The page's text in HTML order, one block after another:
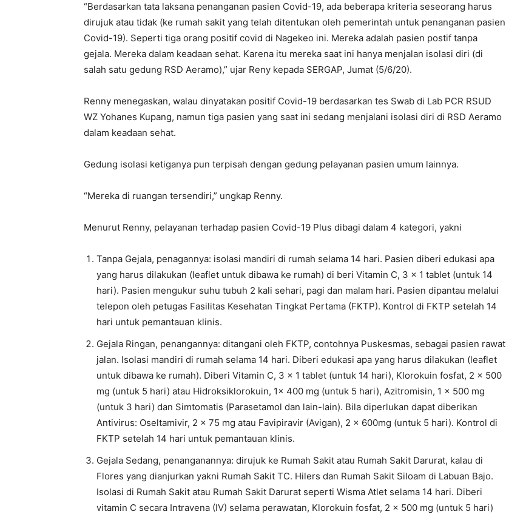
“Berdasarkan tata laksana penanganan pasien Covid-19, ada beberapa kriteria seseorang harus
dirujuk atau tidak (ke rumah sakit yang telah ditentukan oleh pemerintah untuk penanganan pasien
Covid-19). Seperti tiga orang positif covid di Nagekeo ini. Mereka adalah pasien postif tanpa
gejala. Mereka dalam keadaan sehat. Karena itu mereka saat ini hanya menjalan isolasi diri (di
salah satu gedung RSD Aeramo),” ujar Reny kepada SERGAP, Jumat (5/6/20).
Renny menegaskan, walau dinyatakan positif Covid-19 berdasarkan tes Swab di Lab PCR RSUD
WZ Yohanes Kupang, namun tiga pasien yang saat ini sedang menjalani isolasi diri di RSD Aeramo
dalam keadaan sehat.
Gedung isolasi ketiganya pun terpisah dengan gedung pelayanan pasien umum lainnya.
“Mereka di ruangan tersendiri,” ungkap Renny.
Menurut Renny, pelayanan terhadap pasien Covid-19 Plus dibagi dalam 4 kategori, yakni
Tanpa Gejala, penagannya: isolasi mandiri di rumah selama 14 hari. Pasien diberi edukasi apa
yang harus dilakukan (leaflet untuk dibawa ke rumah) di beri Vitamin C, 3 x 1 tablet (untuk 14
hari). Pasien mengukur suhu tubuh 2 kali sehari, pagi dan malam hari. Pasien dipantau melalui
telepon oleh petugas Fasilitas Kesehatan Tingkat Pertama (FKTP). Kontrol di FKTP setelah 14
hari untuk pemantauan klinis.
Gejala Ringan, penangannya: ditangani oleh FKTP, contohnya Puskesmas, sebagai pasien rawat
jalan. Isolasi mandiri di rumah selama 14 hari. Diberi edukasi apa yang harus dilakukan (leaflet
untuk dibawa ke rumah). Diberi Vitamin C, 3 x 1 tablet (untuk 14 hari), Klorokuin fosfat, 2 x 500
mg (untuk 5 hari) atau Hidroksiklorokuin, 1x 400 mg (untuk 5 hari), Azitromisin, 1 x 500 mg
(untuk 3 hari) dan Simtomatis (Parasetamol dan lain-lain). Bila diperlukan dapat diberikan
Antivirus: Oseltamivir, 2 x 75 mg atau Favipiravir (Avigan), 2 x 600mg (untuk 5 hari). Kontrol di
FKTP setelah 14 hari untuk pemantauan klinis.
Gejala Sedang, penanganannya: dirujuk ke Rumah Sakit atau Rumah Sakit Darurat, kalau di
Flores yang dianjurkan yakni Rumah Sakit TC. Hilers dan Rumah Sakit Siloam di Labuan Bajo.
Isolasi di Rumah Sakit atau Rumah Sakit Darurat seperti Wisma Atlet selama 14 hari. Diberi
vitamin C secara Intravena (IV) selama perawatan, Klorokuin fosfat, 2 x 500 mg (untuk 5 hari)